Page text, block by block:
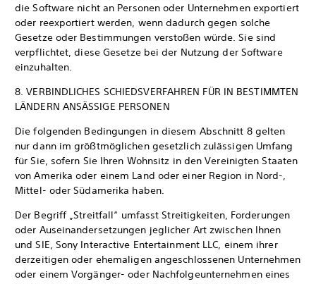
die Software nicht an Personen oder Unternehmen exportiert
oder reexportiert werden, wenn dadurch gegen solche
Gesetze oder Bestimmungen verstoßen würde. Sie sind
verpflichtet, diese Gesetze bei der Nutzung der Software
einzuhalten.
8. VERBINDLICHES SCHIEDSVERFAHREN FÜR IN BESTIMMTEN
LÄNDERN ANSÄSSIGE PERSONEN
Die folgenden Bedingungen in diesem Abschnitt 8 gelten
nur dann im größtmöglichen gesetzlich zulässigen Umfang
für Sie, sofern Sie Ihren Wohnsitz in den Vereinigten Staaten
von Amerika oder einem Land oder einer Region in Nord-,
Mittel- oder Südamerika haben.
Der Begriff „Streitfall“ umfasst Streitigkeiten, Forderungen
oder Auseinandersetzungen jeglicher Art zwischen Ihnen
und SIE, Sony Interactive Entertainment LLC, einem ihrer
derzeitigen oder ehemaligen angeschlossenen Unternehmen
oder einem Vorgänger- oder Nachfolgeunternehmen eines